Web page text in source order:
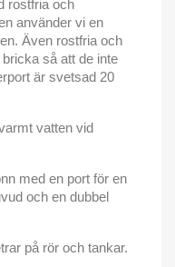
rostfria och
använder vi en
Även rostfria och
så att de inte
är svetsad 20
vatten vid
med en port för en
och en dubbel
på rör och tankar.